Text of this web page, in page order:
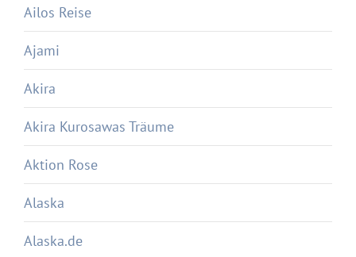
Ailos Reise
Ajami
Akira
Akira Kurosawas Träume
Aktion Rose
Alaska
Alaska.de